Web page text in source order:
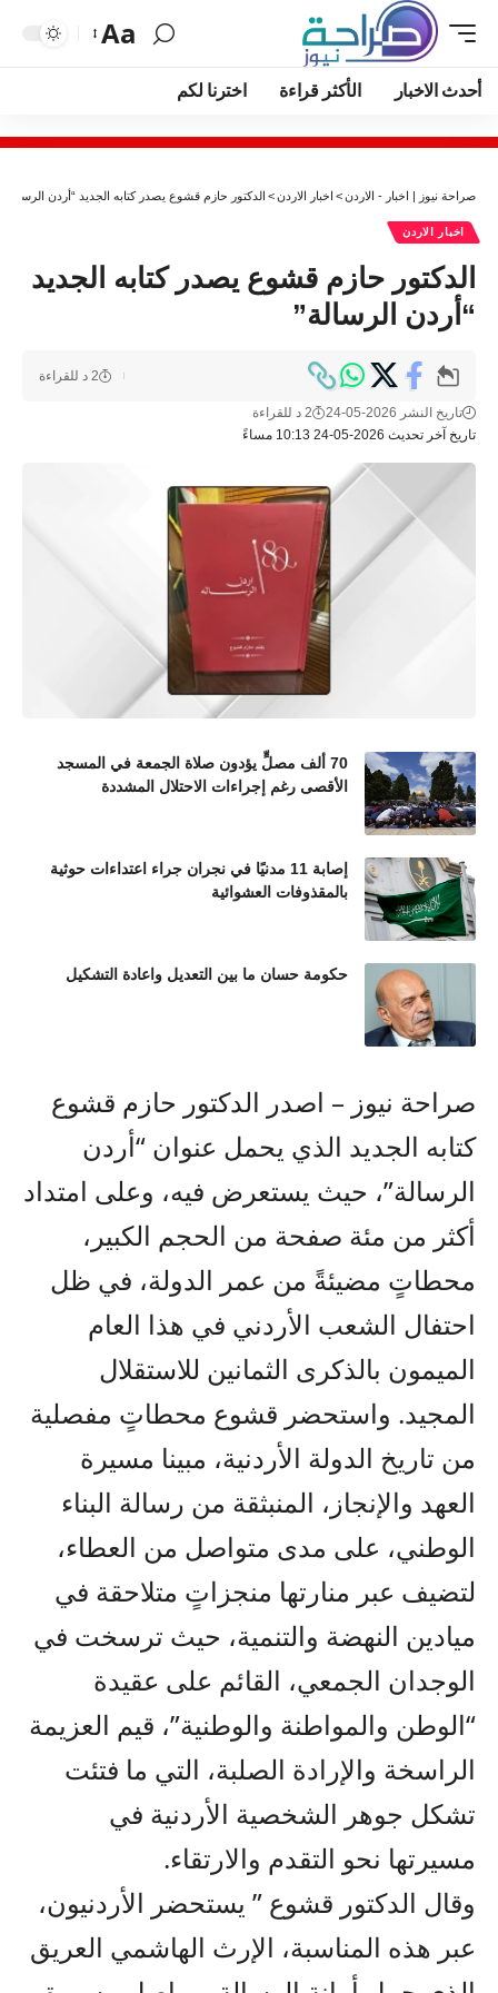
Aa
أحدث الاخبار الأكثر قراءة اخترنا لكم
صراحة نيوز | اخبار - الاردن> اخبار الاردن> الدكتور حازم قشوع يصدر كتابه الجديد “أردن الرسالة”
اخبار الاردن
الدكتور حازم قشوع يصدر كتابه الجديد
“أردن الرسالة”
تاريخ آخر تحديث 2026-05-24 10:13 مساءً
تاريخ النشر 2026-05-24 2 د للقراءة
2 د للقراءة
70 ألف مصلٍّ يؤدون صلاة الجمعة في المسجد
الأقصى رغم إجراءات الاحتلال المشددة
إصابة 11 مدنيًا في نجران جراء اعتداءات حوثية
بالمقذوفات العشوائية
حكومة حسان ما بين التعديل واعادة التشكيل
صراحة نيوز – اصدر الدكتور حازم قشوع
كتابه الجديد الذي يحمل عنوان “أردن
الرسالة”، حيث يستعرض فيه، وعلى امتداد
أكثر من مئة صفحة من الحجم الكبير،
محطاتٍ مضيئةً من عمر الدولة، في ظل
احتفال الشعب الأردني في هذا العام
الميمون بالذكرى الثمانين للاستقلال
المجيد. واستحضر قشوع محطاتٍ مفصلية
من تاريخ الدولة الأردنية، مبينا مسيرة
العهد والإنجاز، المنبثقة من رسالة البناء
الوطني، على مدى متواصل من العطاء،
لتضيف عبر منارتها منجزاتٍ متلاحقة في
ميادين النهضة والتنمية، حيث ترسخت في
الوجدان الجمعي، القائم على عقيدة
“الوطن والمواطنة والوطنية”، قيم العزيمة
الراسخة والإرادة الصلبة، التي ما فتئت
تشكل جوهر الشخصية الأردنية في
مسيرتها نحو التقدم والارتقاء.
وقال الدكتور قشوع ” يستحضر الأردنيون،
عبر هذه المناسبة، الإرث الهاشمي العريق